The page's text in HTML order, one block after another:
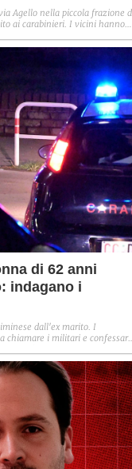
Agello nella piccola frazione
ai carabinieri. I vicini hanno
di 62 anni
indagano i
dall'ex marito. I
chiamare i militari e confessare